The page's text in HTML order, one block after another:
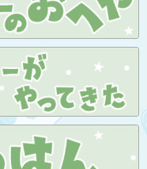
たり青りんごのシ
たよ
とアイスバーを持
ーくん